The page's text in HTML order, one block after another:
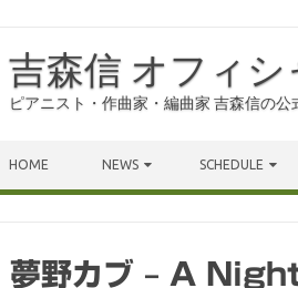
吉森信 オフィシ
ピアニスト・作曲家・編曲家 吉森信の公
HOME NEWS SCHEDULE
夢野カブ – A